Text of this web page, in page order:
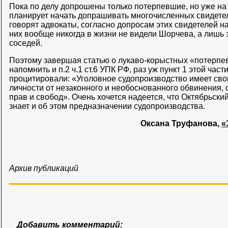
Пока по делу допрошены только потерпевшие, но уже
планирует начать допрашивать многочисленных
говорят адвокаты, согласно допросам этих свидетелей
них вообще никогда в жизни не видели Шорчева, а лишь
соседей.
Поэтому завершая статью о лукаво-корыстных
напомнить и п.2 ч.1 ст.6 УПК РФ, раз уж пункт 1 этой
процитировали: «Уголовное судопроизводство имеет
личности от незаконного и необоснованного
прав и свобод». Очень хочется надеется, что
знает и об этом предназначении судопроизводства.
Оксана Труфанова,
Архив публикаций
Добавить комментарий: